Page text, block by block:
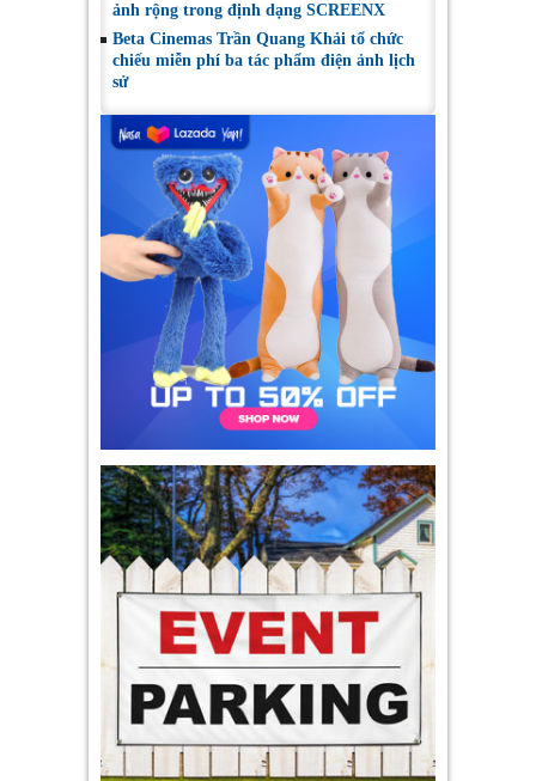
ảnh rộng trong định dạng SCREENX
Beta Cinemas Trần Quang Khải tổ chức
chiếu miễn phí ba tác phẩm điện ảnh lịch
sử